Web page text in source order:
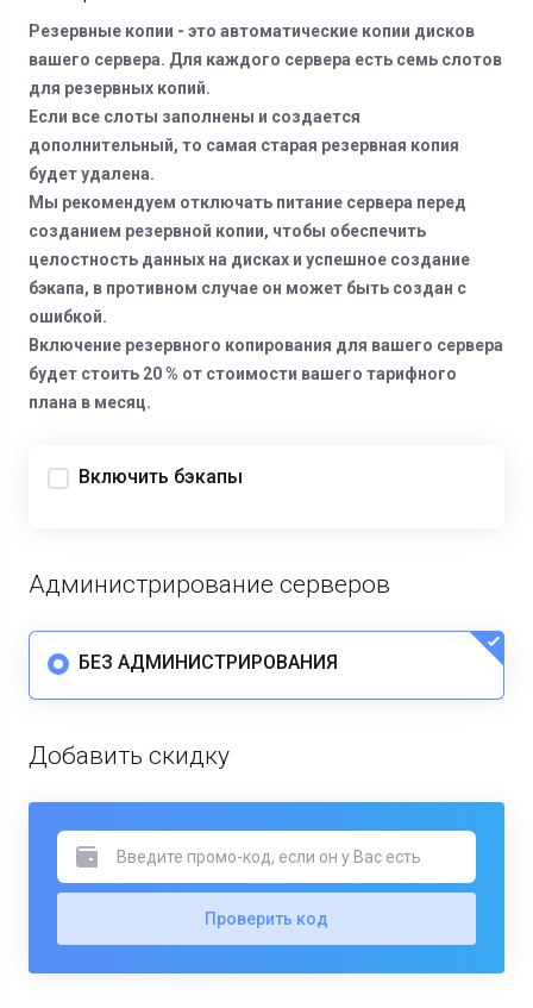
Резервные копии - это автоматические копии дисков
вашего сервера. Для каждого сервера есть семь слотов
для резервных копий.
Если все слоты заполнены и создается
дополнительный, то самая старая резервная копия
будет удалена.
Мы рекомендуем отключать питание сервера перед
созданием резервной копии, чтобы обеспечить
целостность данных на дисках и успешное создание
бэкапа, в противном случае он может быть создан с
ошибкой.
Включение резервного копирования для вашего сервера
будет стоить 20 % от стоимости вашего тарифного
плана в месяц.
Включить бэкапы
Администрирование серверов
БЕЗ АДМИНИСТРИРОВАНИЯ
Добавить скидку
Проверить код